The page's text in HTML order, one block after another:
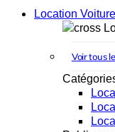
Location Voiture
Voir tous